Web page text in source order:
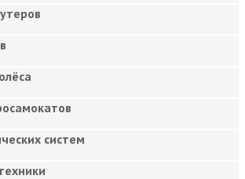
систем